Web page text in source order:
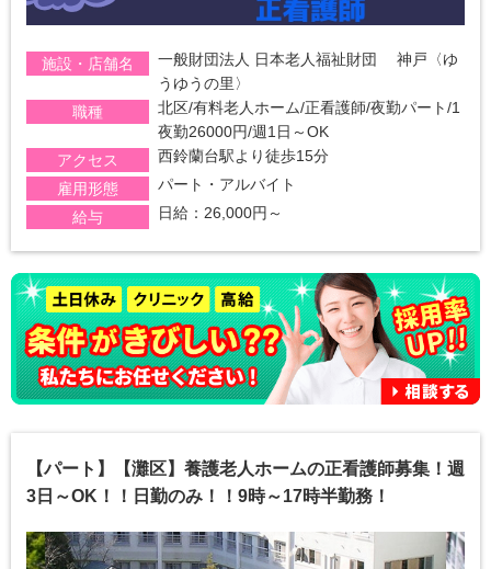
施設・店舗名
一般財団法人 日本老人福祉財団 神戸〈ゆ
うゆうの里〉
職種
北区/有料老人ホーム/正看護師/夜勤パート/1
夜勤26000円/週1日～OK
アクセス
西鈴蘭台駅より徒歩15分
雇用形態
パート・アルバイト
給与
日給：26,000円～
【パート】【灘区】養護老人ホームの正看護師募集！週
3日～OK！！日勤のみ！！9時～17時半勤務！